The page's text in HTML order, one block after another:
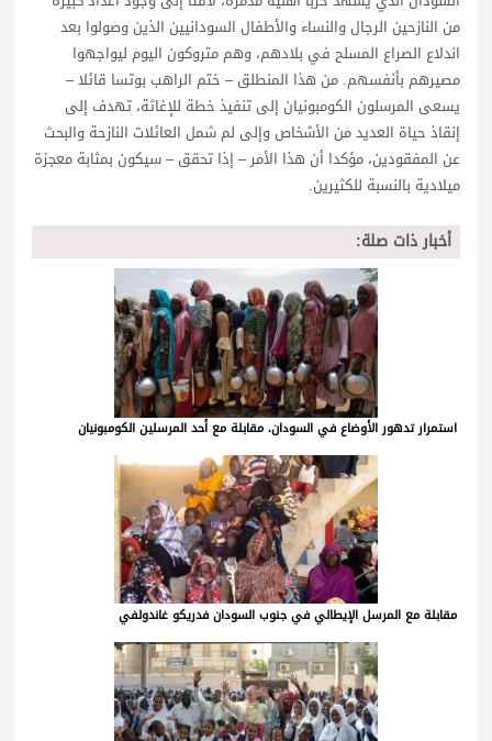
من النازحين الرجال والنساء والأطفال السودانيين الذين وصولوا بعد
اندلاع الصراع المسلح في بلادهم، وهم متروكون اليوم ليواجهوا
مصيرهم بأنفسهم. من هذا المنطلق – ختم الراهب بوتسا قائلا –
يسعى المرسلون الكومبونيان إلى تنفيذ خطة للإغاثة، تهدف إلى
إنقاذ حياة العديد من الأشخاص وإلى لم شمل العائلات النازحة والبحث
عن المفقودين، مؤكدا أن هذا الأمر – إذا تحقق – سيكون بمثابة معجزة
ميلادية بالنسبة للكثيرين.
أخبار ذات صلة:
استمرار تدهور الأوضاع في السودان. مقابلة مع أحد المرسلين الكومبونيان
مقابلة مع المرسل الإيطالي في جنوب السودان فدريكو غاندولفي